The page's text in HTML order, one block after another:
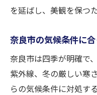
を延ばし、美観を保つ
奈良市の気候条件に
奈良市は四季が明確で
紫外線、冬の厳しい寒
らの気候条件に対処す